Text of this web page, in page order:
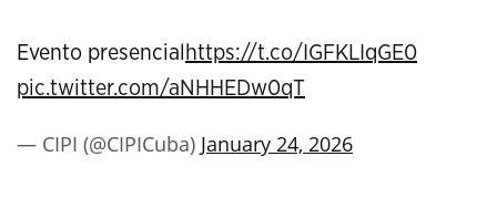
Evento presencial https://t.co/IGFKLIqGE0
pic.twitter.com/aNHHEDw0qT
— CIPI (@CIPICuba) January 24, 2026